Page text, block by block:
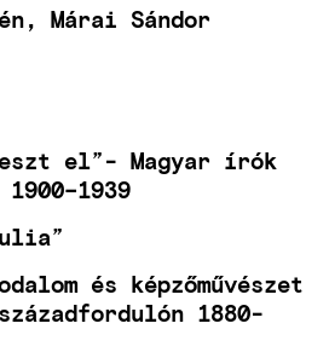
Márai Sándor
el”- Magyar írók
és képzőművészet
1880-